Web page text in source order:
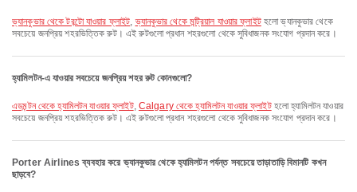
ভ্যানকুভার থেকে টরন্টো যাওয়ার ফ্লাইট,ভ্যানকুভার থেকে মন্ট্রিয়াল যাওয়ার ফ্লাইটহলো ভ্যানকুভার থেকে
সবচেয়ে জনপ্রিয় শহরভিত্তিক রুট। এই রুটগুলো প্রধান শহরগুলো থেকে সুবিধাজনক সংযোগ প্রদান করে।
হ্যামিলটন-এ যাওয়ার সবচেয়ে জনপ্রিয় শহর রুট কোনগুলো?
এডমন্টন থেকে হ্যামিলটন যাওয়ার ফ্লাইট, Calgary থেকে হ্যামিলটন যাওয়ার ফ্লাইটহলো হ্যামিলটন যাওয়ার
সবচেয়ে জনপ্রিয় শহরভিত্তিক রুট। এই রুটগুলো প্রধান শহরগুলো থেকে সুবিধাজনক সংযোগ প্রদান করে।
Porter Airlines ব্যবহার করে ভ্যানকুভার থেকে হ্যামিলটন পর্যন্ত সবচেয়ে তাড়াতাড়ি বিমানটি কখন
ছাড়বে?